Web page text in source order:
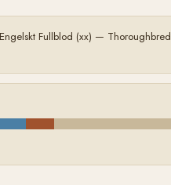
Engelskt Fullblod (xx) — Thoroughbred